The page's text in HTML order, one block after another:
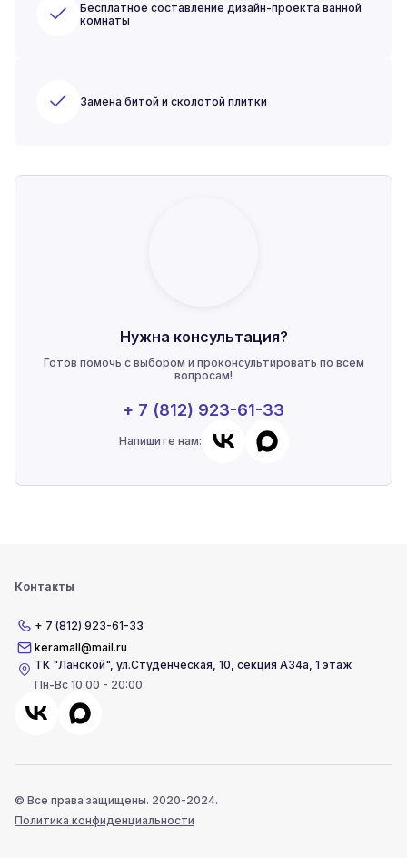
Бесплатное составление дизайн-проекта ванной
комнаты
Замена битой и сколотой плитки
Нужна консультация?
Готов помочь с выбором и проконсультировать по всем
вопросам!
+ 7 (812) 923-61-33
Напишите нам:
Контакты
+ 7 (812) 923-61-33
keramall@mail.ru
ТК "Ланской",ул.Студенческая, 10, секция А34а, 1 этаж
Пн-Вс 10:00 - 20:00
© Все права защищены. 2020-2024.
Политика конфиденциальности